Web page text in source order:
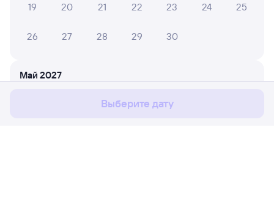
19 20 21 22 23 24 25
26 27 28 29 30
Май 2027
Выберите дату